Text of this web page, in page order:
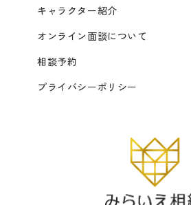
キャラクター紹介
オンライン面談について
相談予約
プライバシーポリシー